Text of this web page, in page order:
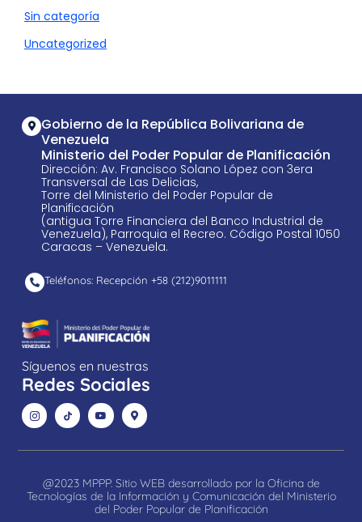
Sin categoría
Uncategorized
Gobierno de la República Bolivariana de
Venezuela
Ministerio del Poder Popular de Planificación
Dirección: Av. Francisco Solano López con 3era
Transversal de Las Delicias,
Torre del Ministerio del Poder Popular de
Planificación
(antigua Torre Financiera del Banco Industrial de
Venezuela), Parroquia el Recreo. Código Postal 1050
Caracas – Venezuela.
Teléfonos: Recepción +58 ​(212)9011111
Síguenos en nuestras
Redes Sociales
@2023 MPPP. Sitio WEB desarrollado por la Oficina de
Tecnologías de la Información y Comunicación del Ministerio
del Poder Popular de Planificación